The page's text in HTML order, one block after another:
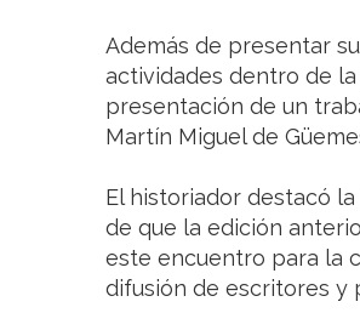
Además de presentar
actividades dentro de
presentación de un
Martín Miguel de
El historiador destacó
de que la edición
este encuentro para la
difusión de escritores y